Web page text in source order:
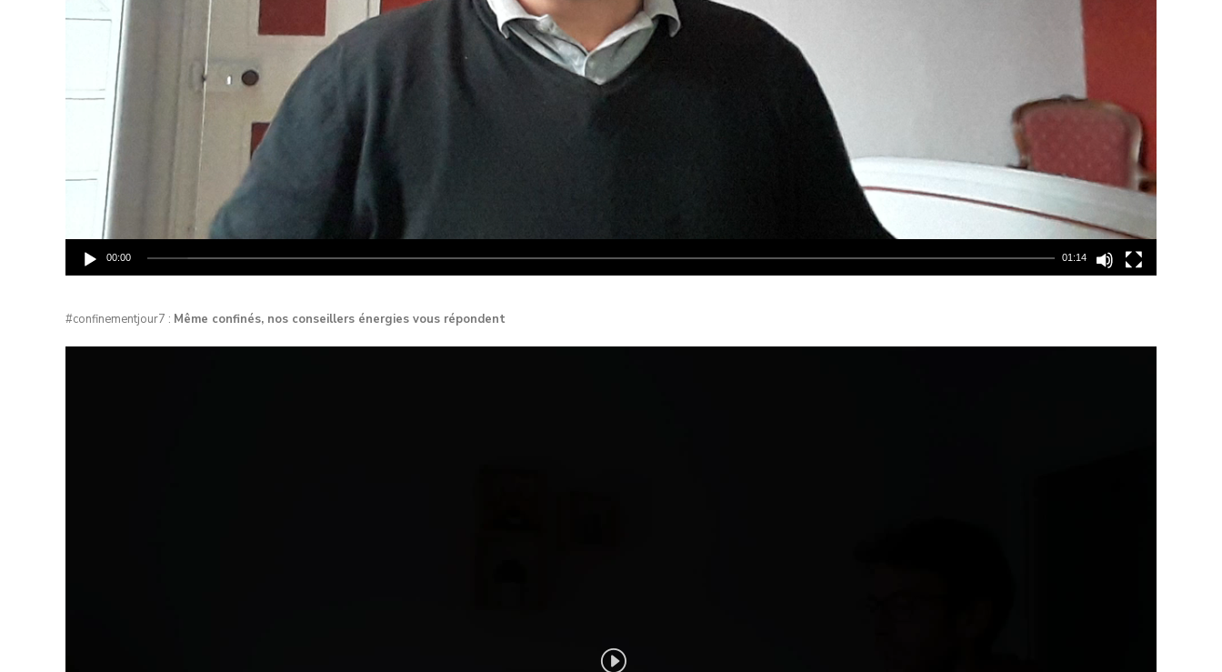
00:00 01:14
#confinementjour7 : Même confinés, nos conseillers énergies vous répondent